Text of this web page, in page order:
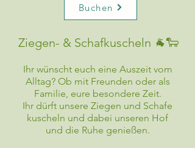
Buchen
Ziegen- & Schafkuscheln 🐐🐑
Ihr wünscht euch eine Auszeit vom
Alltag? Ob mit Freunden oder als
Familie, eure besondere Zeit.
Ihr dürft unsere Ziegen und Schafe
kuscheln und dabei unseren Hof
und die Ruhe genießen.